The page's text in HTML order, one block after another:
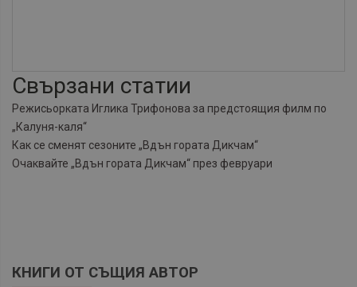
Свързани статии
Режисьорката Иглика Трифонова за предстоящия филм по
„Калуня-каля“
Как се сменят сезоните „Вдън гората Дикчам“
Очаквайте „Вдън гората Дикчам“ през февруари
КНИГИ ОТ СЪЩИЯ АВТОР